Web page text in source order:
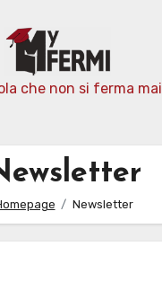
che non si ferma mai
Newsletter